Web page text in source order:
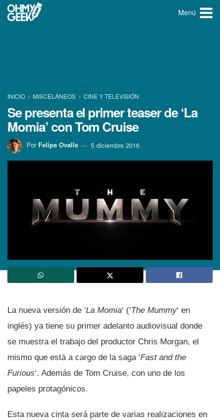
Menú
INICIO MISCELÁNEOS CINE Y TELEVISIÓN
Se presenta el primer teaser de ‘La
Momia’ con Tom Cruise
Por Felipe Ovalle 5 diciembre 2016
La nueva versión de ‘La Momia‘ (‘The Mummy‘ en
inglés) ya tiene su primer adelanto audiovisual donde
se muestra el trabajo del productor Chris Morgan, el
mismo que está a cargo de la saga ‘Fast and the
Furious‘. Además de Tom Cruise, con uno de los
papeles protagónicos.
Esta nueva cinta será parte de varias realizaciones en